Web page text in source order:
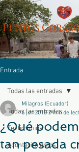
PUNTOSC
Entrada
Todas las entradas
Testimonios
Acontecimientos
Todas las entradas
¿Qué
tan pesada
Milagros (Ecuador)
6 jun 2018 2 min de